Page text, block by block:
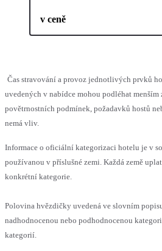
v ceně
Čas stravování a provoz jednotlivých prvků
uvedených v nabídce mohou podléhat menším
povětrnostních podmínek, požadavků hostů
nemá vliv.
Informace o oficiální kategorizaci hotelu je v
používanou v příslušné zemi. Každá země
konkrétní kategorie.
Polovina hvězdičky uvedená ve slovním
nadhodnocenou nebo podhodnocenou
kategorií.